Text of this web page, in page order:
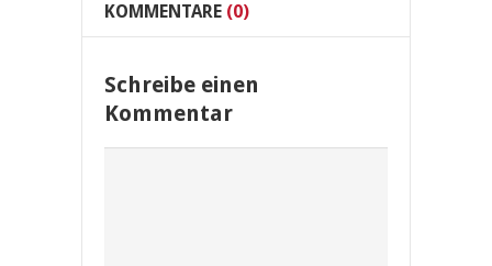
KOMMENTARE (0)
Schreibe einen
Kommentar